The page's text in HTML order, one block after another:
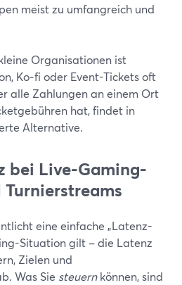
meist zu umfangreich und
Organisationen ist
Ko‑fi oder Event-Tickets oft
alle Zahlungen an einem Ort
hat, findet in
Alternative.
bei Live-Gaming-
eine einfache „Latenz-
Situation gilt – die Latenz
Zielen und
Was Sie steuernkönnen, sind